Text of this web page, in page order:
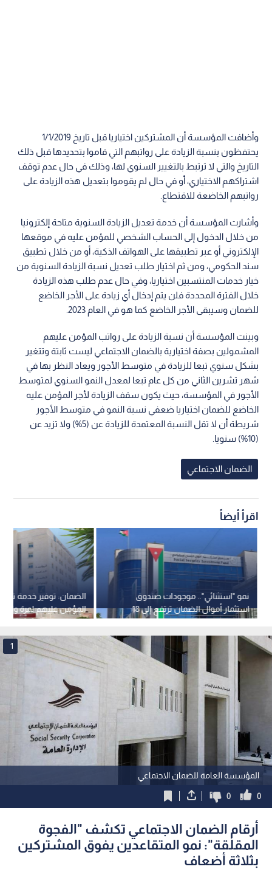
وأضافت المؤسسة أن المشتركين اختياريا قبل تاريخ 1/1/2019
يحتفظون بنسبة الزيادة على رواتبهم التي قاموا بتحديدها قبل ذلك
التاريخ والتي لا ترتبط بالتغيير السنوي لها، وذلك في حال عدم توقف
اشتراكهم الاختياري، أو في حال لم يقوموا بتعديل هذه الزيادة على
رواتبهم الخاضعة للاقتطاع.
وأشارت المؤسسة أن خدمة تعديل الزيادة السنوية متاحة إلكترونيا
من خلال الدخول إلى الحساب الشخصي للمؤمن عليه في موقعها
الإلكتروني أو عبر تطبيقها على الهواتف الذكية، أو من خلال تطبيق
سند الحكومي، ومن ثم اختيار طلب تعديل نسبة الزيادة السنوية من
خيار خدمات المنتسبين اختياريا، وفي حال عدم طلب هذه الزيادة
خلال الفترة المحددة فلن يتم إدخال أي زيادة على الأجر الخاضع
للضمان وسيبقى الأجر الخاضع كما هو في العام 2023.
وبينت المؤسسة أن نسبة الزيادة على رواتب المؤمن عليهم
المشمولين بصفة اختيارية بالضمان الاجتماعي ليست ثابتة وتتغير
بشكل سنوي تبعا للزيادة في متوسط الأجور ويعاد النظر بها في
شهر تشرين الثاني من كل عام تبعا لمعدل النمو السنوي لمتوسط
الأجور في المؤسسة، حيث يكون سقف الزيادة لأجر المؤمن عليه
الخاضع للضمان اختياريا ضعفي نسبة النمو في متوسط الأجور
شريطة أن لا تقل النسبة المعتمدة للزيادة عن (5%) ولا تزيد عن
(10%) سنويا.
الضمان الاجتماعي
اقرأ أيضاً
الضمان: توفير خدمة
المؤمن عليهم لمرة
إلكترونيا
نمو "استثنائي".. موجودات صندوق
استثمار أموال الضمان ترتفع إلى 18
مليار دينار
المؤسسة العامة للضمان الاجتماعي
1
0
0
أرقام الضمان الاجتماعي تكشف "الفجوة
المقلقة": نمو المتقاعدين يفوق المشتركين
بثلاثة أضعاف